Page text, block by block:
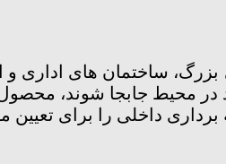
بزرگ، ساختمان های